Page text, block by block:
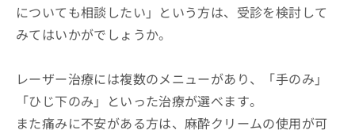
についても相談したい」という方は、受診を検討して
みてはいかがでしょうか。
レーザー治療には複数のメニューがあり、「手のみ」
「ひじ下のみ」といった治療が選べます。
また痛みに不安がある方は、麻酔クリームの使用が可